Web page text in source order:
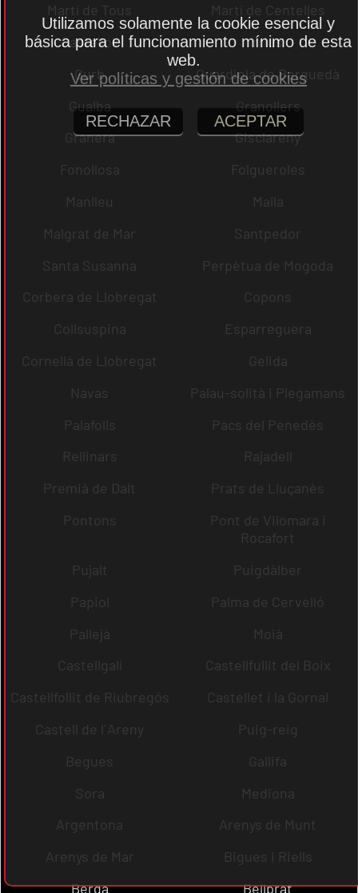
Martí de Tous
Martí de Centelles
Castellolí
rrius
Gurb
Guardiola de Berguedà
Gualba
Granollers
Granera
Gisclareny
Fonollosa
Folgueroles
Manlleu
Malla
Malgrat de Mar
Santpedor
Santa Susanna
Perpètua de Mogoda
Corbera de Llobregat
Copons
Collsuspina
Esparreguera
Cornellà de Llobregat
Gelida
Navas
Palau-solità i Plegamans
Palafolls
Pacs del Penedès
Rellinars
Rajadell
Premià de Dalt
Prats de Lluçanès
Pontons
Pont de Vilomara i
Rocafort
Pujalt
Puigdàlber
Papiol
Palma de Cervelló
Pallejà
Moià
Castellgalí
Castellfullit del Boix
Castellfollit de Riubregós
Castellet i la Gornal
Castell de l´Areny
Puig-reig
Begues
Gallifa
Sora
Mediona
Argentona
Arenys de Munt
Arenys de Mar
Bigues i Riells
Berga
Bellprat
Utilizamos solamente la cookie esencial y
básica para el funcionamiento mínimo de esta
web.
Ver políticas y gestión de cookies
RECHAZAR ACEPTAR